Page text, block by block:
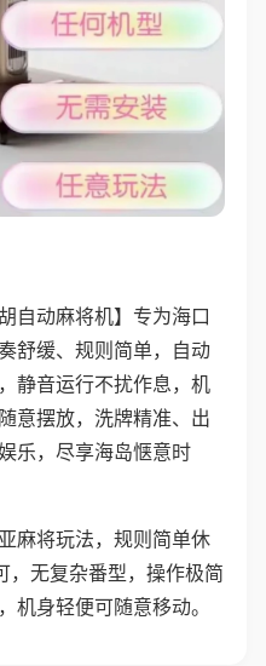
自动麻将机】专为海口
舒缓、规则简单，自动
静音运行不扰作息，机
意摆放，洗牌精准、出
乐，尽享海岛惬意时
麻将玩法，规则简单休
，无复杂番型，操作极简
机身轻便可随意移动。